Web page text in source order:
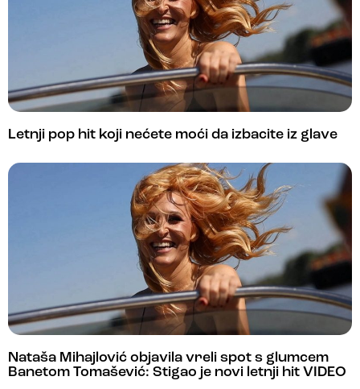
Letnji pop hit koji nećete moći da izbacite iz glave
Nataša Mihajlović objavila vreli spot s glumcem
Banetom Tomašević: Stigao je novi letnji hit VIDEO